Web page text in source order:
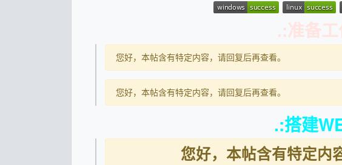
.:准备
您好，本帖含有特定内容，请回复后再查看。
您好，本帖含有特定内容，请回复后再查看。
.:搭建
您好，本帖含有特定内